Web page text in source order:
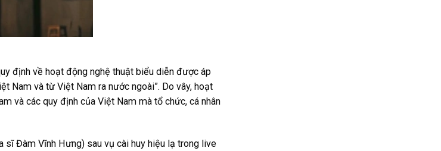
định về hoạt động nghệ thuật biểu diễn được áp
Nam và từ Việt Nam ra nước ngoài”. Do vây, hoạt
và các quy định của Việt Nam mà tổ chức, cá nhân
sĩ Đàm Vĩnh Hưng) sau vụ cài huy hiệu lạ trong live